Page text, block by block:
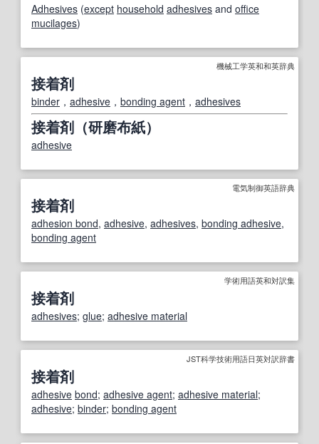
Adhesives (except household adhesives and office
mucilages)
機械工学英和和英辞典
接着剤
binder ， adhesive ， bonding agent ， adhesives
接着剤（研磨布紙）
adhesive
電気制御英語辞典
接着剤
adhesion bond, adhesive, adhesives, bonding adhesive,
bonding agent
学術用語英和対訳集
接着剤
adhesives; glue; adhesive material
JST科学技術用語日英対訳辞書
接着剤
adhesive bond; adhesive agent; adhesive material;
adhesive; binder; bonding agent